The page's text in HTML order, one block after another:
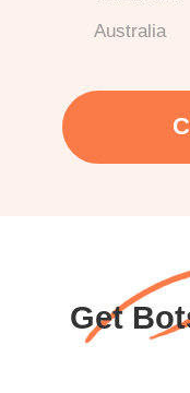
Australia
Get